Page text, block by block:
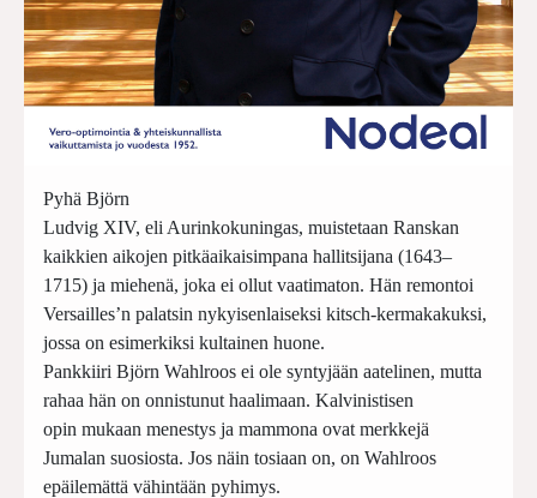
Pyhä Björn
Ludvig XIV, eli Aurinkokuningas, muistetaan Ranskan
kaikkien aikojen pitkäaikaisimpana hallitsijana (1643–
1715) ja miehenä, joka ei ollut vaatimaton. Hän remontoi
Versailles’n palatsin nykyisenlaiseksi kitsch-kermakakuksi,
jossa on esimerkiksi kultainen huone.
Pankkiiri Björn Wahlroos ei ole syntyjään aatelinen, mutta
rahaa hän on onnistunut haalimaan. Kalvinistisen
opin mukaan menestys ja mammona ovat merkkejä
Jumalan suosiosta. Jos näin tosiaan on, on Wahlroos
epäilemättä vähintään pyhimys.